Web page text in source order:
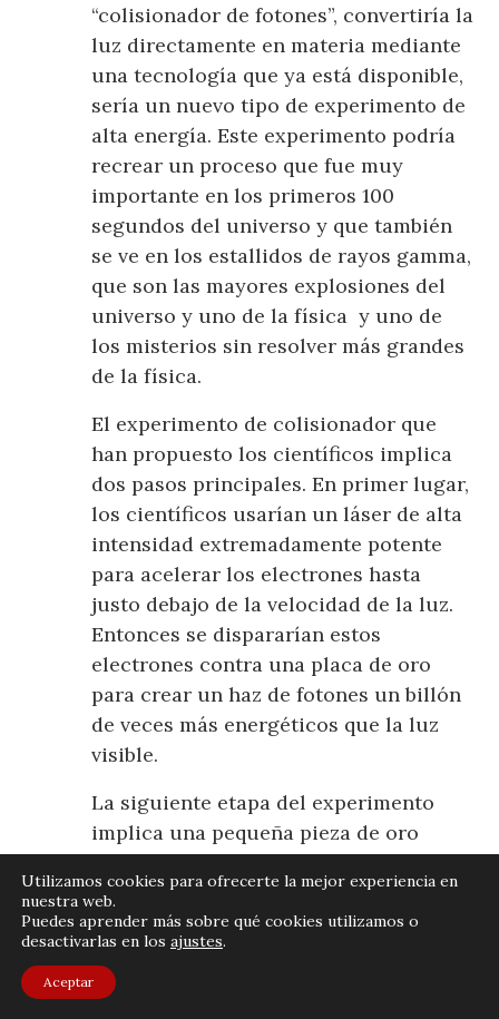
“colisionador de fotones”, convertiría la
luz directamente en materia mediante
una tecnología que ya está disponible,
sería un nuevo tipo de experimento de
alta energía. Este experimento podría
recrear un proceso que fue muy
importante en los primeros 100
segundos del universo y que también
se ve en los estallidos de rayos gamma,
que son las mayores explosiones del
universo y uno de la física y uno de
los misterios sin resolver más grandes
de la física.
El experimento de colisionador que
han propuesto los científicos implica
dos pasos principales. En primer lugar,
los científicos usarían un láser de alta
intensidad extremadamente potente
para acelerar los electrones hasta
justo debajo de la velocidad de la luz.
Entonces se dispararían estos
electrones contra una placa de oro
para crear un haz de fotones un billón
de veces más energéticos que la luz
visible.
La siguiente etapa del experimento
implica una pequeña pieza de oro
llamada hohlraum (en alemán “cuarto
vacío”). Los científicos podrían
disparar un láser de alta energía en la
superficie interna de la placa de oro
para crear un campo de radiación
Utilizamos cookies para ofrecerte la mejor experiencia en
nuestra web.
Puedes aprender más sobre qué cookies utilizamos o
desactivarlas en los ajustes.
Aceptar